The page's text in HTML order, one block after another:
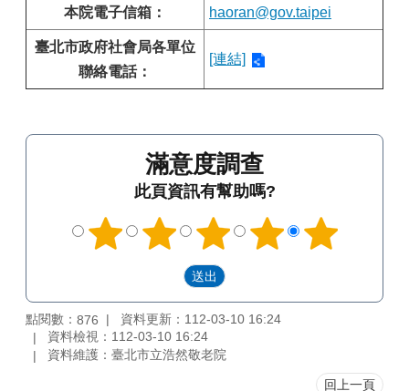
本院電子信箱： haoran@gov.taipei
臺北市政府社會局各單位
聯絡電話：
[連結]
滿意度調查
此頁資訊有幫助嗎?
點閱數： 876
資料更新：112-03-10 16:24
資料檢視：112-03-10 16:24
資料維護：臺北市立浩然敬老院
回上一頁